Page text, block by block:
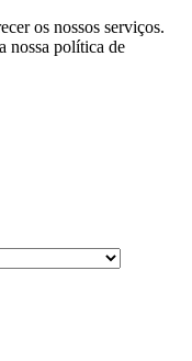
os nossos serviços.
nossa política de